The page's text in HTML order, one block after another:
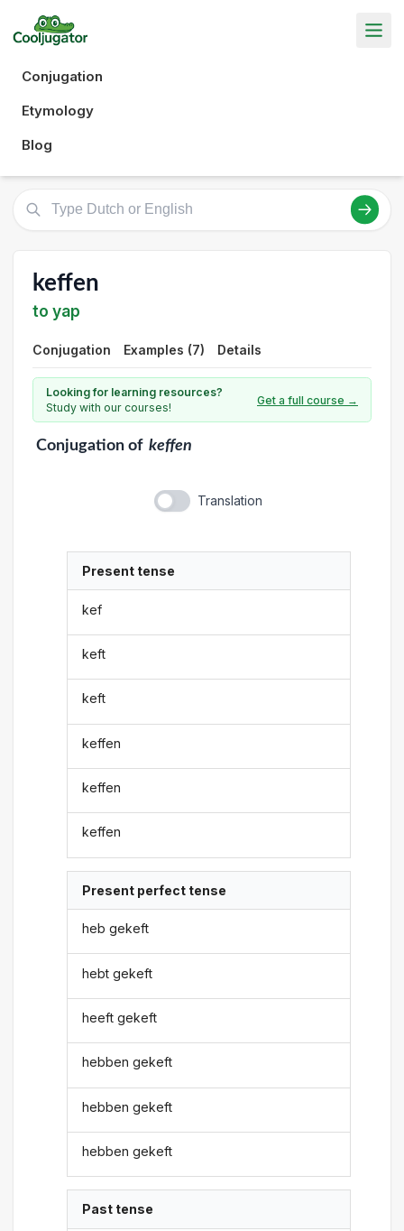
Conjugation
Etymology
Blog
keffen
to yap
Conjugation Examples (7) Details
Looking for learning resources?
Study with our courses!
Get a full course →
Conjugationof keffen
Translation
Present tense
kef
keft
keft
keffen
keffen
keffen
Present perfect tense
heb gekeft
hebt gekeft
heeft gekeft
hebben gekeft
hebben gekeft
hebben gekeft
Past tense